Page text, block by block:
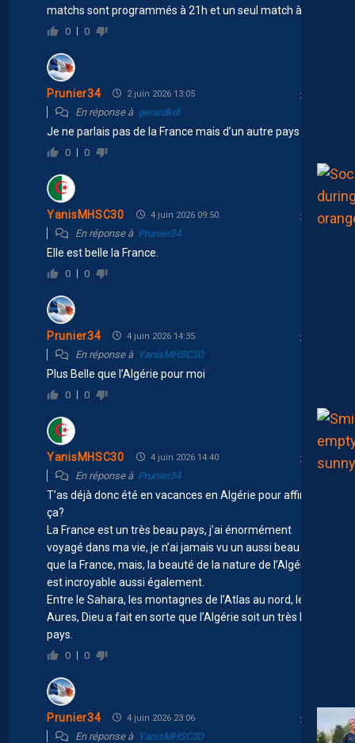
matchs sont programmés à 21h et un seul match à 23h.
0 0
Prunier34 2 juin 2026 13:05
En réponse à gerardkdl
Je ne parlais pas de la France mais d’un autre pays
0 0
YanisMHSC30 4 juin 2026 09:50
En réponse à Prunier34
Elle est belle la France.
0 0
Prunier34 4 juin 2026 14:35
En réponse à YanisMHSC30
Plus Belle que l’Algérie pour moi
0 0
YanisMHSC30 4 juin 2026 14:40
En réponse à Prunier34
T’as déjà donc été en vacances en Algérie pour affirmer
ça?
La France est un très beau pays, j’ai énormément
voyagé dans ma vie, je n’ai jamais vu un aussi beau pays
que la France, mais, la beauté de la nature de l’Algérie
est incroyable aussi également.
Entre le Sahara, les montagnes de l’Atlas au nord, les
Aures, Dieu a fait en sorte que l’Algérie soit un très beau
pays.
0 0
Prunier34 4 juin 2026 23:06
En réponse à YanisMHSC30